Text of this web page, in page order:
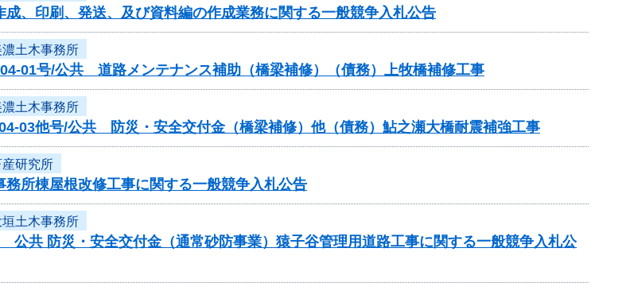
成、印刷、発送、及び資料編の作成業務に関する一般競争入札公告
濃土木事務所
01号/公共 道路メンテナンス補助（橋梁補修）（債務）上牧橋補修工事
濃土木事務所
03他号/公共 防災・安全交付金（橋梁補修）他（債務）鮎之瀬大橋耐震補強工事
産研究所
務所棟屋根改修工事に関する一般競争入札公告
垣土木事務所
公共 防災・安全交付金（通常砂防事業）猿子谷管理用道路工事に関する一般競争入札公